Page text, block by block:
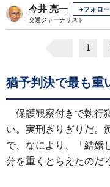
今井 亮一 +フォロー
交通ジャーナリスト
1
猶予判決で最も重
保護観察付きで執行
い。実刑ぎりぎりだ。
で、なにより、「結婚
分を重くとらえたのだ